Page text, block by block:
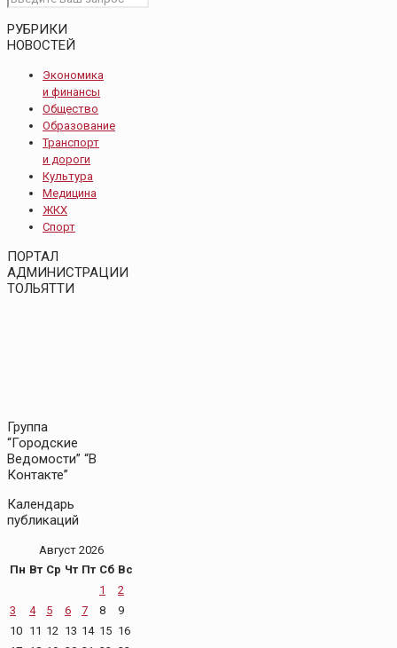
РУБРИКИ
НОВОСТЕЙ
Экономика
и финансы
Общество
Образование
Транспорт
и дороги
Культура
Медицина
ЖКХ
Спорт
ПОРТАЛ
АДМИНИСТРАЦИИ
ТОЛЬЯТТИ
Группа
“Городские
Ведомости” “В
Контакте”
Календарь
публикаций
Август 2026
Пн Вт Ср Чт Пт Сб Вс
1
2
3
4 5 6 7 8
9
10 11 12 13 14 15 16